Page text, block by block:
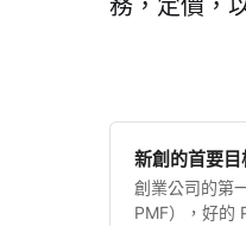
新創的首要目
創業公司的第
PMF），好的